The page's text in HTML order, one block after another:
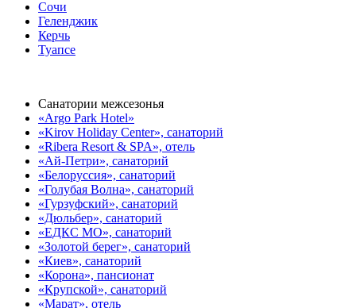
Сочи
Геленджик
Керчь
Туапсе
Санатории межсезонья
«Argo Park Hotel»
«Kirov Holiday Center», санаторий
«Ribera Resort & SPA», отель
«Ай-Петри», санаторий
«Белоруссия», санаторий
«Голубая Волна», санаторий
«Гурзуфский», санаторий
«Дюльбер», санаторий
«ЕДКС МО», санаторий
«Золотой берег», санаторий
«Киев», санаторий
«Корона», пансионат
«Крупской», санаторий
«Марат», отель